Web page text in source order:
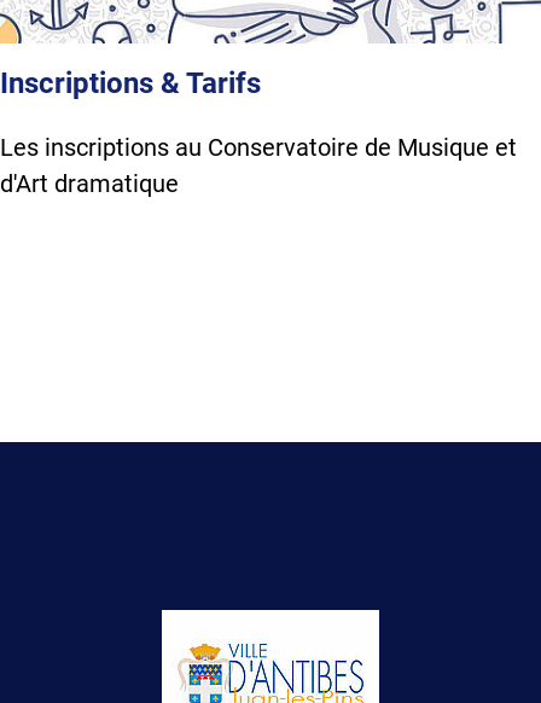
Inscriptions & Tarifs
Les inscriptions au Conservatoire de Musique et
d'Art dramatique